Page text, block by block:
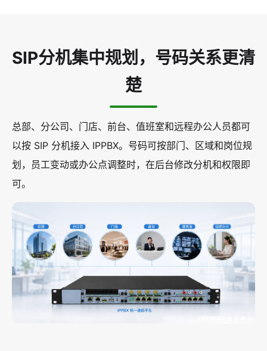
SIP分机集中规划，号码关系更清
楚
总部、分公司、门店、前台、值班室和远程办公人员都可
以按 SIP 分机接入 IPPBX。号码可按部门、区域和岗位规
划，员工变动或办公点调整时，在后台修改分机和权限即
可。